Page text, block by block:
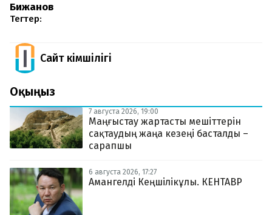
Бижанов
Тегтер:
Сайт Әкімшілігі
Оқыңыз
7 августа 2026, 19:00
Маңғыстау жартасты мешіттерін
сақтаудың жаңа кезеңі басталды –
сарапшы
6 августа 2026, 17:27
Амангелді Кеңшілікұлы. КЕНТАВР